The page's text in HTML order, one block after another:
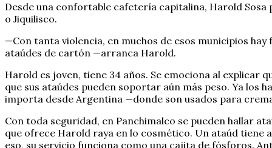
Desde una confortable cafetería capitalina, Harold Sosa
o Jiquilisco.
—Con tanta violencia, en muchos de esos municipios
ataúdes de cartón —arranca Harold.
Harold es joven, tiene 34 años. Se emociona al explicar
que sus ataúdes pueden soportar aún más peso. Ya los
importa desde Argentina —donde son usados para
Con toda seguridad, en Panchimalco se pueden hallar
que ofrece Harold raya en lo cosmético. Un ataúd tiene
eso, su servicio funciona como una cajita de fósforos.